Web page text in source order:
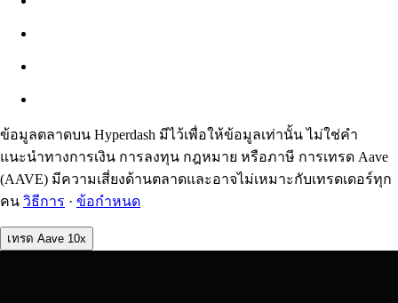
ข้อมูลตลาดบน Hyperdash มีไว้เพื่อให้ข้อมูลเท่านั้น ไม่ใช่คำ
แนะนำทางการเงิน การลงทุน กฎหมาย หรือภาษี การเทรด Aave
(AAVE) มีความเสี่ยงด้านตลาดและอาจไม่เหมาะกับเทรดเดอร์ทุก
คน วิธีการ · ข้อกำหนด
เทรด Aave 10x